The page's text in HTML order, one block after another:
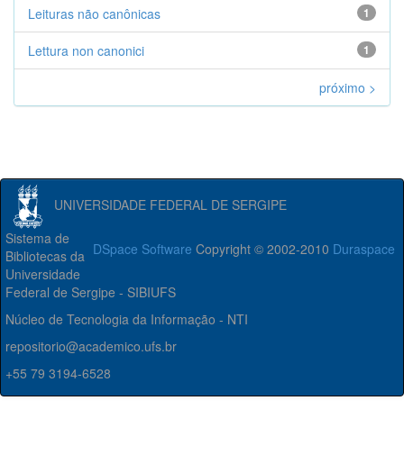
1
Leituras não canônicas
1
Lettura non canonici
próximo >
UNIVERSIDADE FEDERAL DE SERGIPE
DSpace Software Copyright © 2002-2010 Duraspace
Sistema de
Bibliotecas da
Universidade
Federal de Sergipe - SIBIUFS
Núcleo de Tecnologia da Informação - NTI
repositorio@academico.ufs.br
+55 79 3194-6528